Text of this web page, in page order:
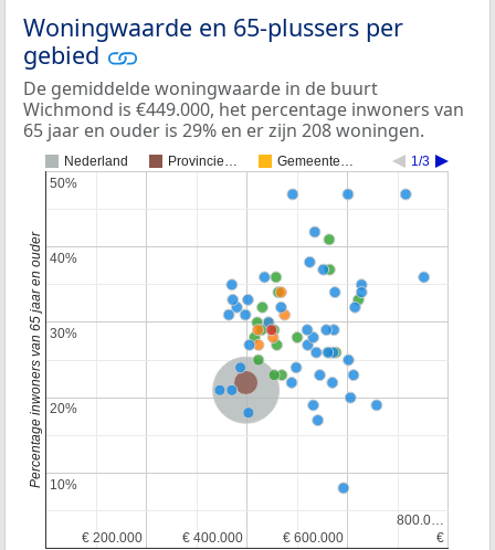
Woningwaarde en 65-plussers per
gebied
De gemiddelde woningwaarde in de buurt
Wichmond is €449.000, het percentage inwoners van
65 jaar en ouder is 29% en er zijn 208 woningen.
Nederland Provincie… Gemeente… 1/3
Nederland
Provincie Gelderland
€ 200.000
€ 200.000 € 400.000
€ 400.000 € 600.000
€ 600.000 €
€
800.0…
800.0…
10%
10%
20%
20%
30%
30%
40%
40%
50%
50%
Percentage inwoners van 65 jaar en ouder